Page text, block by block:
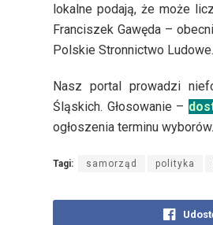
lokalne podają, że może
Franciszek Gawęda –
Polskie Stronnictwo Ludowe.
Nasz portal prowadzi
Śląskich. Głosowanie –
ogłoszenia terminu wyborów.
Tagi: samorząd polityka